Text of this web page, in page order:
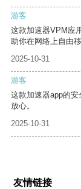
游客
这款加速器VPM应
助你在网络上自由移
2025-10-31
游客
这款加速器app的
放心。
2025-10-31
友情链接